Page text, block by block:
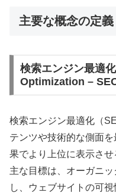
主要な概念の定義
検索エンジン最適
Optimization – SEO
検索エンジン最適化（
テンツや技術的な側面
果でより上位に表示さ
主な目標は、オーガニ
し、ウェブサイトの可